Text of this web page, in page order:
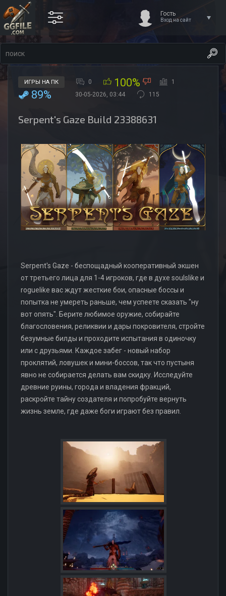
Гость
Вход на сайт
ИГРЫ НА ПК 0 100% 1
89% 30-05-2026, 03:44 115
Serpent's Gaze Build 23388631
Serpent's Gaze - беспощадный кооперативный экшен
от третьего лица для 1-4 игроков, где в духе soulslike и
roguelike вас ждут жесткие бои, опасные боссы и
попытка не умереть раньше, чем успеете сказать "ну
вот опять". Берите любимое оружие, собирайте
благословения, реликвии и дары покровителя, стройте
безумные билды и проходите испытания в одиночку
или с друзьями. Каждое забег - новый набор
проклятий, ловушек и мини-боссов, так что пустыня
явно не собирается делать вам скидку. Исследуйте
древние руины, города и владения фракций,
раскройте тайну создателя и попробуйте вернуть
жизнь земле, где даже боги играют без правил.